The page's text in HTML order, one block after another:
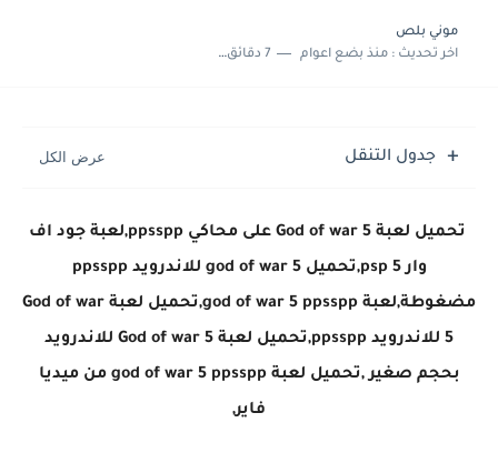
موني بلص
اخر تحديث :منذ بضع اعوام 7 دقائق للقراءة
جدول التنقل
تحميل لعبة God of war 5 على محاكي ppsspp,
لعبة جود اف
وار 5 psp,
تحميل god of war 5 للاندرويد ppsspp
مضغوطة,لعبة god of war 5 ppsspp,تحميل لعبة God of war
5 للاندرويد ppsspp,تحميل لعبة God of war 5 للاندرويد
بحجم صغير ,تحميل لعبة god of war 5 ppsspp من ميديا
فاير,